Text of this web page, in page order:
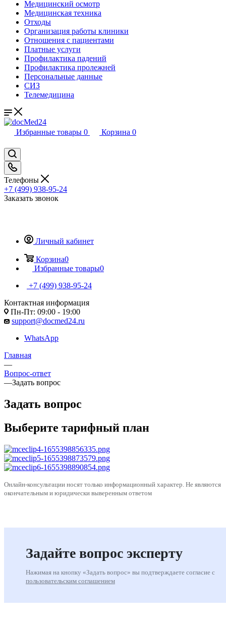
Медицинский осмотр
Медицинская техника
Отходы
Организация работы клиники
Отношения с пациентами
Платные услуги
Профилактика падений
Профилактика пролежней
Персональные данные
СИЗ
Телемедицина
Избранные товары 0 Корзина 0
Телефоны
+7 (499) 938-95-24
Заказать звонок
Личный кабинет
Корзина0
Избранные товары0
+7 (499) 938-95-24
Контактная информация
Пн-Пт: 09:00 - 19:00
support@docmed24.ru
WhatsApp
Главная
—
Вопрос-ответ
—Задать вопрос
Задать вопрос
Выберите тарифный план
Онлайн-консультации носят только информационный характер. Не являются
окончательным и юридически выверенным ответом
Задайте вопрос эксперту
Нажимая на кнопку «Задать вопрос» вы подтверждаете согласие c
пользовательским соглашением